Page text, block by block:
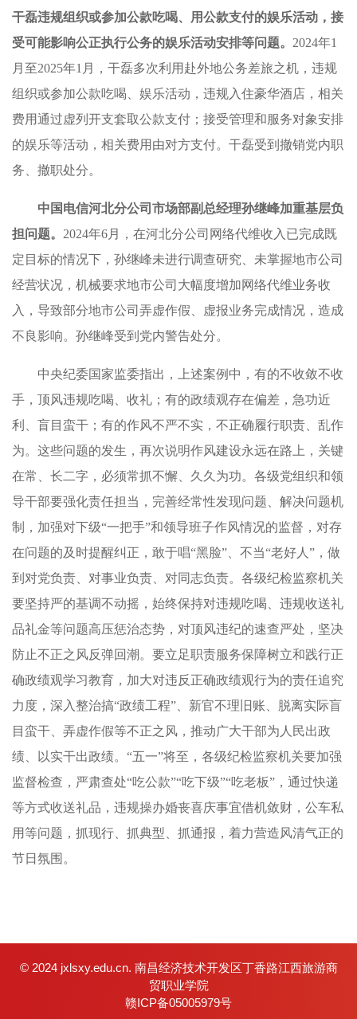
干磊违规组织或参加公款吃喝、用公款支付的娱乐活动，接
受可能影响公正执行公务的娱乐活动安排等问题。 2024年1
月至2025年1月，干磊多次利用赴外地公务差旅之机，违规
组织或参加公款吃喝、娱乐活动，违规入住豪华酒店，相关
费用通过虚列开支套取公款支付；接受管理和服务对象安排
的娱乐等活动，相关费用由对方支付。干磊受到撤销党内职
务、撤职处分。
中国电信河北分公司市场部副总经理孙继峰加重基层负
担问题。 2024年6月，在河北分公司网络代维收入已完成既
定目标的情况下，孙继峰未进行调查研究、未掌握地市公司
经营状况，机械要求地市公司大幅度增加网络代维业务收
入，导致部分地市公司弄虚作假、虚报业务完成情况，造成
不良影响。孙继峰受到党内警告处分。
中央纪委国家监委指出，上述案例中，有的不收敛不收
手，顶风违规吃喝、收礼；有的政绩观存在偏差，急功近
利、盲目蛮干；有的作风不严不实，不正确履行职责、乱作
为。这些问题的发生，再次说明作风建设永远在路上，关键
在常、长二字，必须常抓不懈、久久为功。各级党组织和领
导干部要强化责任担当，完善经常性发现问题、解决问题机
制，加强对下级“一把手”和领导班子作风情况的监督，对存
在问题的及时提醒纠正，敢于唱“黑脸”、不当“老好人”，做
到对党负责、对事业负责、对同志负责。各级纪检监察机关
要坚持严的基调不动摇，始终保持对违规吃喝、违规收送礼
品礼金等问题高压惩治态势，对顶风违纪的速查严处，坚决
防止不正之风反弹回潮。要立足职责服务保障树立和践行正
确政绩观学习教育，加大对违反正确政绩观行为的责任追究
力度，深入整治搞“政绩工程”、新官不理旧账、脱离实际盲
目蛮干、弄虚作假等不正之风，推动广大干部为人民出政
绩、以实干出政绩。“五一”将至，各级纪检监察机关要加强
监督检查，严肃查处“吃公款”“吃下级”“吃老板”，通过快递
等方式收送礼品，违规操办婚丧喜庆事宜借机敛财，公车私
用等问题，抓现行、抓典型、抓通报，着力营造风清气正的
节日氛围。
© 2024 jxlsxy.edu.cn. 南昌经济技术开发区丁香路江西旅游商
贸职业学院
赣ICP备05005979号